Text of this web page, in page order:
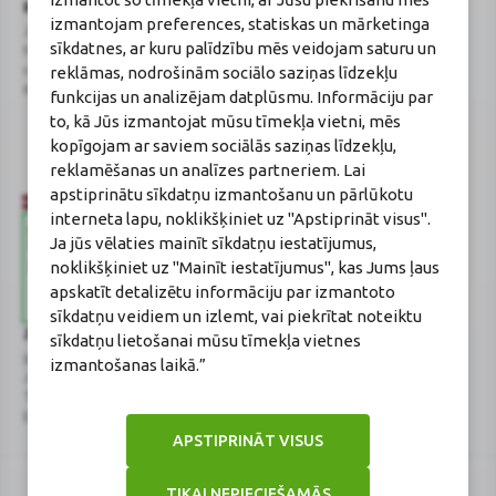
izmantojam preferences, statiskas un mārketinga
sīkdatnes, ar kuru palīdzību mēs veidojam saturu un
reklāmas, nodrošinām sociālo saziņas līdzekļu
funkcijas un analizējam datplūsmu. Informāciju par
to, kā Jūs izmantojat mūsu tīmekļa vietni, mēs
kopīgojam ar saviem sociālās saziņas līdzekļu,
reklamēšanas un analīzes partneriem. Lai
apstiprinātu sīkdatņu izmantošanu un pārlūkotu
interneta lapu, noklikšķiniet uz "Apstiprināt visus".
Ja jūs vēlaties mainīt sīkdatņu iestatījumus,
noklikšķiniet uz "Mainīt iestatījumus", kas Jums ļaus
apskatīt detalizētu informāciju par izmantoto
sīkdatņu veidiem un izlemt, vai piekrītat noteiktu
sīkdatņu lietošanai mūsu tīmekļa vietnes
izmantošanas laikā.”
APSTIPRINĀT VISUS
BENU Aptieka Latvija, SIA
Juridiskā adrese / Faktiskā adrese:
Noliktavu iela 5, Dreiliņi, Stopiņu
novads, LV-2130
Reģistrācijas Nr.: 40003252167
Licence
Licences numurs: A00010
E-aptiekas kontakti
Aptiekas vadītāja:
Sertificēta farmaceite: Jeļena
Gončarova
Reģistrācijas Nr.: F-0834
Sertifikāta Nr.: 215.2025
Zāļu valsts aģentūra
www.zva.gov.lv
E-pasts: info@zva.gov.lv
Veselības inspekcija
E-pasts: vi@vi.gov.lv